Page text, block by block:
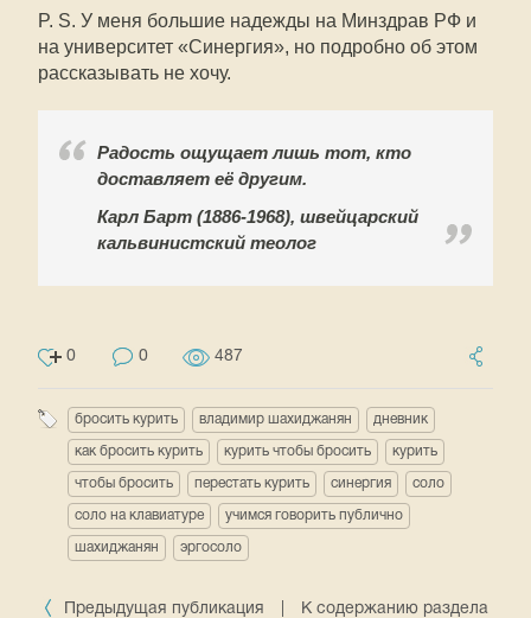
P. S. У меня большие надежды на Минздрав РФ и
на университет «Синергия», но подробно об этом
рассказывать не хочу.
Радость ощущает лишь тот, кто
доставляет её другим.
Карл Барт (1886-1968), швейцарский
кальвинистский теолог
0 0 487
бросить курить владимир шахиджанян дневник
как бросить курить курить чтобы бросить курить
чтобы бросить перестать курить синергия соло
соло на клавиатуре учимся говорить публично
шахиджанян эргосоло
Предыдущая публикация
К содержанию раздела